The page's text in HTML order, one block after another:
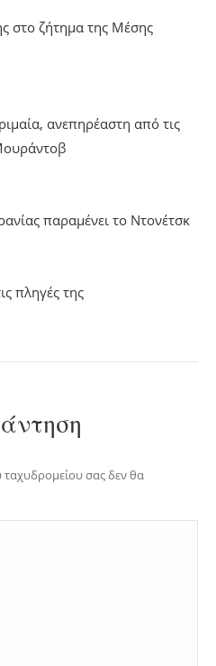
στο ζήτημα της Μέσης
ανεπηρέαστη από τις
παραμένει το Ντονέτσκ
πληγές της
σας δεν θα